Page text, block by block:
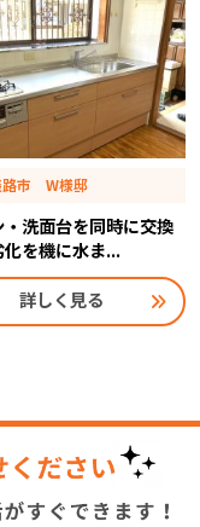
路市 W様邸
・洗面台を同時に交換
化を機に水ま...
詳しく見る